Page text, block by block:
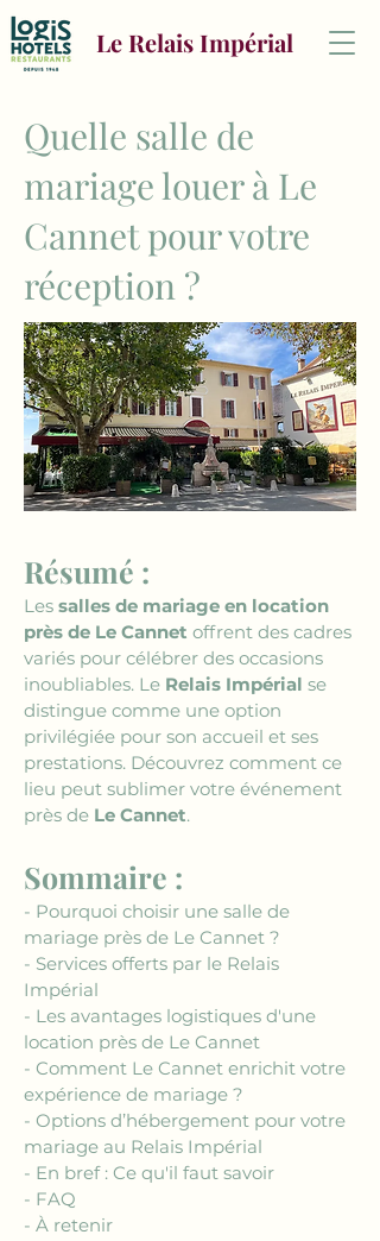
Le Relais Impérial
Quelle salle de
mariage louer à Le
Cannet pour votre
réception ?
Résumé :
Les salles de mariage en location
près de Le Cannet offrent des cadres
variés pour célébrer des occasions
inoubliables. Le Relais Impérial se
distingue comme une option
privilégiée pour son accueil et ses
prestations. Découvrez comment ce
lieu peut sublimer votre événement
près de Le Cannet.
Sommaire :
- Pourquoi choisir une salle de
mariage près de Le Cannet ?
- Services offerts par le Relais
Impérial
- Les avantages logistiques d'une
location près de Le Cannet
- Comment Le Cannet enrichit votre
expérience de mariage ?
- Options d’hébergement pour votre
mariage au Relais Impérial
- En bref : Ce qu'il faut savoir
- FAQ
- À retenir